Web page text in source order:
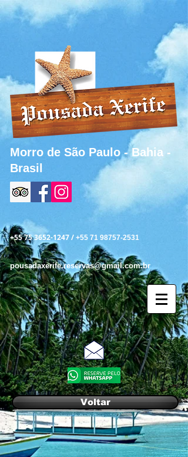
Morro de São Paulo - Bahia -
Brasil
+55 75 3652-1247/ +55 71 98757-2531
pousadaxerife.reservas@gmail.com.br
Voltar